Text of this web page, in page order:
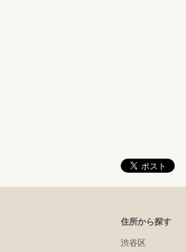
住所から探す
渋谷区